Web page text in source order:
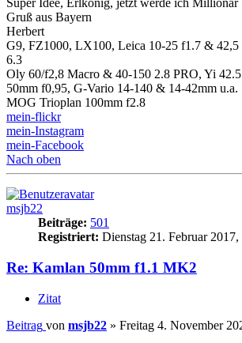
Super Idee, Erlkönig, jetzt werde ich Millionär
Gruß aus Bayern
Herbert
G9, FZ1000, LX100, Leica 10-25 f1.7 &
6.3
Oly 60/f2,8 Macro & 40-150 2.8 PRO, Yi
50mm f0,95, G-Vario 14-140 & 14-42mm u.a.
MOG Trioplan 100mm f2.8
mein-flickr
mein-Instagram
mein-Facebook
Nach oben
msjb22
Beiträge: 501
Registriert: Dienstag 21. Februar 2017,
Re: Kamlan 50mm f1.1 MK2
Zitat
Beitrag von msjb22 » Freitag 4. November